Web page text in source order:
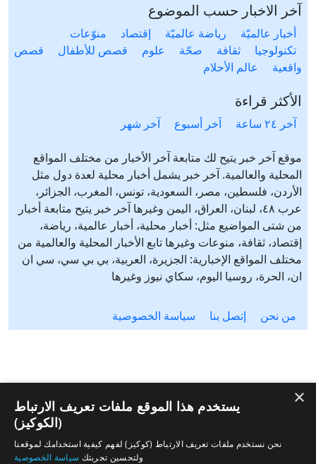
آخر الاخبار حسب الموضوع
أخبار عالميّة رياضة عالميّة إقتصاد
منوّعات
تكنولوجيا
ثقافة صحّة علوم قصص للأطفال
قصص
واقعية
عالم الأحلام
الأكثر قراءة
آخر ٢٤ ساعة آخر أسبوع آخر شهر
موقع آخر خبر يتيح لك متابعة آخر الأخبار من مختلف المواقع
المحلية والعالمية. آخر خبر يشمل أخبار محلية لعدة دول مثل
الأردن، فلسطين، مصر، السعودية، تونس، المغرب، الجزائر،
عرب ٤٨، لبنان، العراق، اليمن وغيرها آخر خبر يتيح متابعة أخبار
من شتى المواضيع مثل: أخبار محلية، أخبار عالمية، رياضة،
إقتصاد، ثقافة، منوعات وغيرها تابع الأخبار المحلية والعالمية من
مختلف المواقع الإخبارية: الجزيرة، العربية، بي بي سي، سي ان
ان، الحرة، روسيا اليوم، سكاي نيوز وغيرها
من نحن إتصل بنا سياسة الخصوصية
×
يستخدم هذا الموقع ملفات تعريف الارتباط
(الكوكيز)
نحن نستخدم ملفات تعريف الارتباط (كوكيز) لفهم كيفية استخدامك لموقعنا
ولتحسين تجربتك سياسة الخصوصية